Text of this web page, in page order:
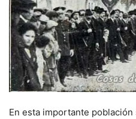
En esta importante